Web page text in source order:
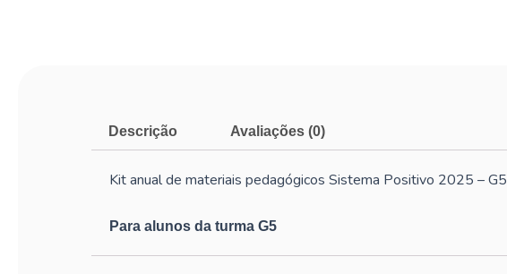
Descrição Avaliações (0)
Kit anual de materiais pedagógicos Sistema Positivo 2025 – G5
Para alunos da turma G5